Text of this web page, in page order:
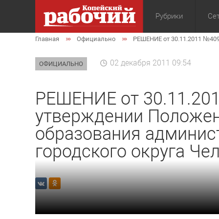
Рубрики
Общество
Главная Официально РЕШЕНИЕ от 30.11.2011
ОФИЦИАЛЬНО 02 декабря 2011 09:54
РЕШЕНИЕ от
утверждении
образования
городского округа